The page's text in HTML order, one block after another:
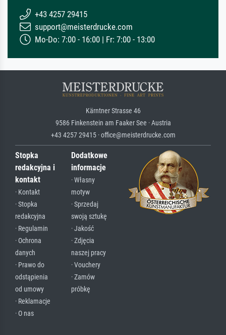
+43 4257 29415
support@meisterdrucke.com
Mo-Do: 7:00 - 16:00 | Fr: 7:00 - 13:00
Kärntner Strasse 46
9586 Finkenstein am Faaker See · Austria
+43 4257 29415 · office@meisterdrucke.com
Stopka
redakcyjna i
kontakt
· Kontakt
· Stopka
redakcyjna
· Regulamin
· Ochrona
danych
· Prawo do
odstąpienia
od umowy
· Reklamacje
· O nas
Dodatkowe
informacje
· Własny
motyw
· Sprzedaj
swoją sztukę
· Jakość
· Zdjęcia
naszej pracy
· Vouchery
· Zamów
próbkę